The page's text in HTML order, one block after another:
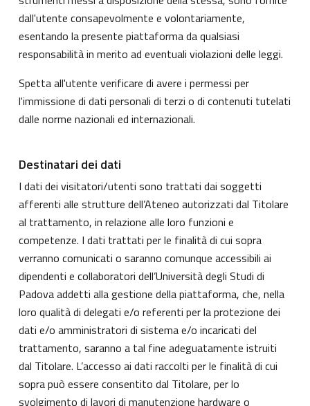
dall'utente consapevolmente e volontariamente,
esentando la presente piattaforma da qualsiasi
responsabilità in merito ad eventuali violazioni delle leggi.
Spetta all'utente verificare di avere i permessi per
l'immissione di dati personali di terzi o di contenuti tutelati
dalle norme nazionali ed internazionali.
Destinatari dei dati
I dati dei visitatori/utenti sono trattati dai soggetti
afferenti alle strutture dell’Ateneo autorizzati dal Titolare
al trattamento, in relazione alle loro funzioni e
competenze. I dati trattati per le finalità di cui sopra
verranno comunicati o saranno comunque accessibili ai
dipendenti e collaboratori dell’Università degli Studi di
Padova addetti alla gestione della piattaforma, che, nella
loro qualità di delegati e/o referenti per la protezione dei
dati e/o amministratori di sistema e/o incaricati del
trattamento, saranno a tal fine adeguatamente istruiti
dal Titolare. L’accesso ai dati raccolti per le finalità di cui
sopra può essere consentito dal Titolare, per lo
svolgimento di lavori di manutenzione hardware o